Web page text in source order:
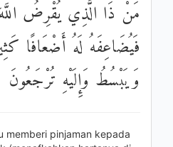
مَنْ ذَا الَّذِي يُقْرِضُ
فَيُضَاعِفَهُ لَهُ أَضْعَافًا
وَيَبْسُطُ وَإِلَيْهِ تُرْجَعُونَ
memberi pinjaman kepada